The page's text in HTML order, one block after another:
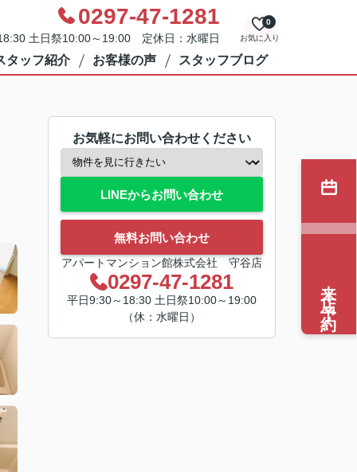
0297-47-1281
土日祭10:00～19:00 定休日：水曜日 お気に入り
0
タッフ紹介 お客様の声 スタッフブログ
お気軽にお問い合わせください
LINEからお問い合わせ
無料お問い合わせ
アパートマンション館株式会社 守谷店
0297-47-1281
平日9:30～18:30 土日祭10:00～19:00
（休：水曜日）
来店予約